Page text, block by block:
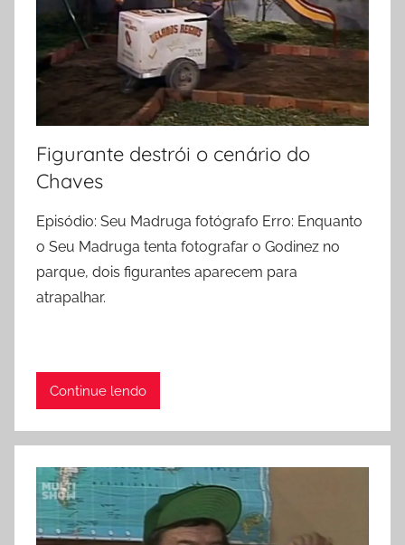
Figurante destrói o cenário do
Chaves
Episódio: Seu Madruga fotógrafo Erro: Enquanto
o Seu Madruga tenta fotografar o Godinez no
parque, dois figurantes aparecem para
atrapalhar.
Continue lendo